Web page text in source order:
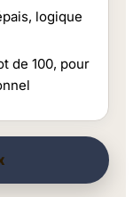
logique
de 100, pour